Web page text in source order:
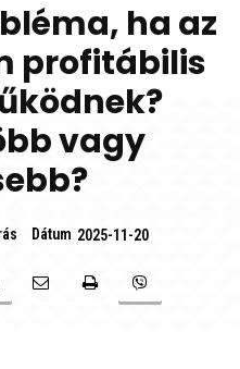
ha az
profitábilis
vagy
Dátum 2025-11-20